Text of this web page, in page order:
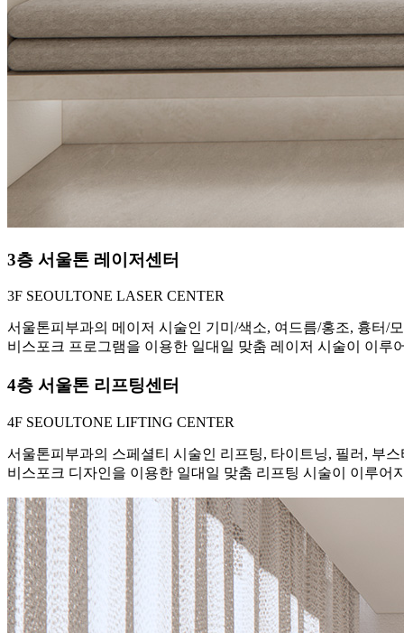
3층 서울톤 레이저센터
3F SEOULTONE LASER CENTER
서울톤피부과의 메이저 시술인 기미/색소, 여드름/홍조, 흉터/
비스포크 프로그램을 이용한 일대일 맞춤 레이저 시술이 이루
4층 서울톤 리프팅센터
4F SEOULTONE LIFTING CENTER
서울톤피부과의 스페셜티 시술인 리프팅, 타이트닝, 필러, 부
비스포크 디자인을 이용한 일대일 맞춤 리프팅 시술이 이루어